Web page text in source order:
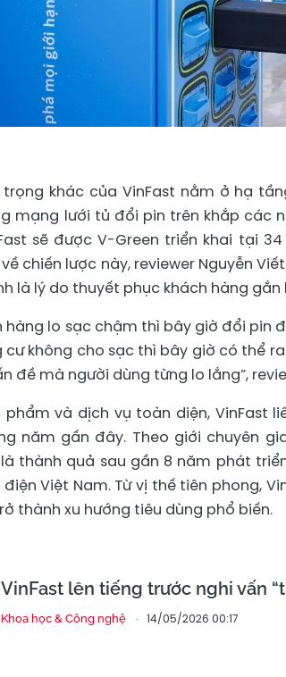
khác của VinFast nằm ở hạ
mạng lưới tủ đổi pin trên khắp các
sẽ được V-Green triển khai tại
chiến lược này, reviewer Nguyễn
là lý do thuyết phục khách hàng gắn
hàng lo sạc chậm thì bây giờ đổi pin
cư không cho sạc thì bây giờ có thể
đề mà người dùng từng lo lắng”,
phẩm và dịch vụ toàn diện, VinFast
năm gần đây. Theo giới chuyên
thành quả sau gần 8 năm phát
Việt Nam. Từ vị thế tiên phong,
thành xu hướng tiêu dùng phổ biến.
VinFast lên tiếng trước nghi vấn
Khoa học & Công nghệ 14/05/2026 00:17